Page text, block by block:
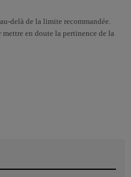
delà de la limite recommandée.
en doute la pertinence de la